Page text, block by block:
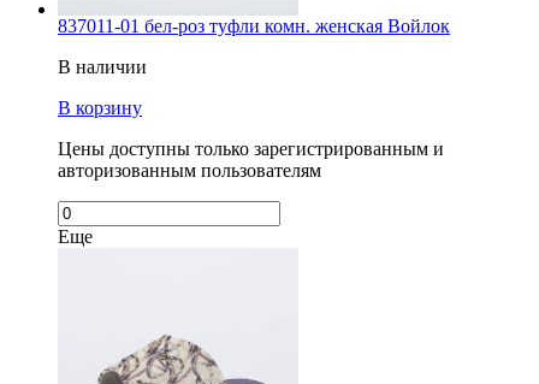
837011-01 бел-роз туфли комн. женская Войлок
В наличии
В корзину
Цены доступны только зарегистрированным и
авторизованным пользователям
Еще